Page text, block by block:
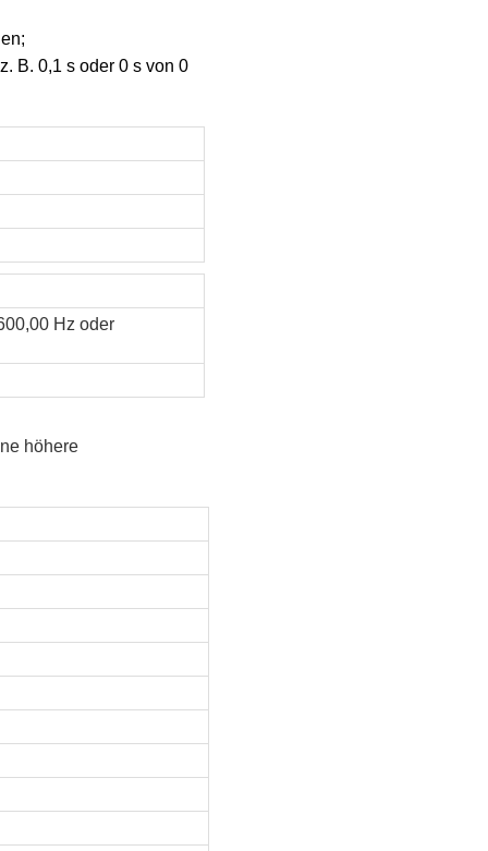
B. 0,1 s oder 0 s von 0
Hz oder
höhere